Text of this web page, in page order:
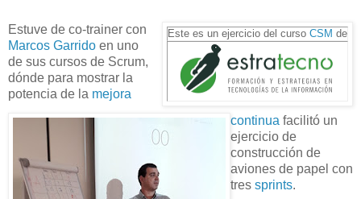
Este es un ejercicio del curso CSM de
Estuve de co-trainer con
Marcos Garrido en uno
de sus cursos de Scrum,
dónde para mostrar la
potencia de la mejora
continua facilitó un
ejercicio de
construcción de
aviones de papel con
tres sprints.